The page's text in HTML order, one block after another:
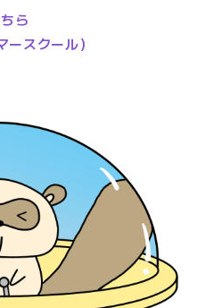
ら
スクール）